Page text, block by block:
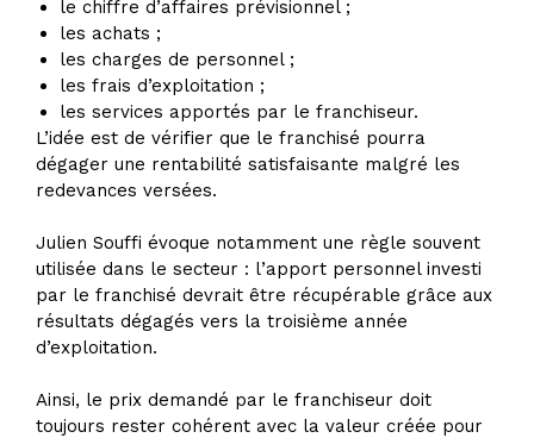
le chiffre d’affaires prévisionnel ;
les achats ;
les charges de personnel ;
les frais d’exploitation ;
les services apportés par le franchiseur.
L’idée est de vérifier que le franchisé pourra
dégager une rentabilité satisfaisante malgré les
redevances versées.
Julien Souffi évoque notamment une règle souvent
utilisée dans le secteur : l’apport personnel investi
par le franchisé devrait être récupérable grâce aux
résultats dégagés vers la troisième année
d’exploitation.
Ainsi, le prix demandé par le franchiseur doit
toujours rester cohérent avec la valeur créée pour